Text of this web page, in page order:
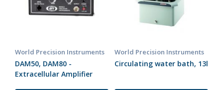
World Precision Instruments
DAM50, DAM80 -
Extracellular Amplifier
World Precision Instruments
Circulating water bath, 13l